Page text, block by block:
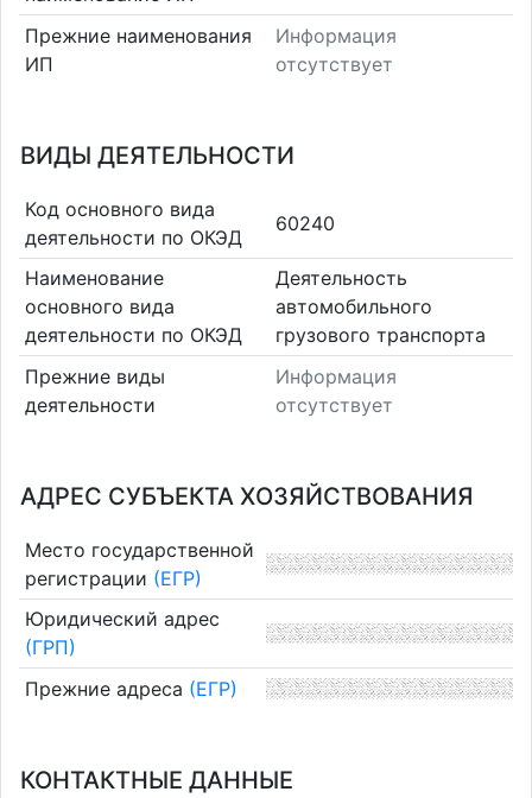
Прежние наименования
ИП
Информация
отсутствует
ВИДЫ ДЕЯТЕЛЬНОСТИ
Код основного вида
деятельности по ОКЭД
60240
Наименование
основного вида
деятельности по ОКЭД
Деятельность
автомобильного
грузового транспорта
Прежние виды
деятельности
Информация
отсутствует
АДРЕС СУБЪЕКТА ХОЗЯЙСТВОВАНИЯ
Место государственной
регистрации (ЕГР)
Юридический адрес
(ГРП)
Прежние адреса (ЕГР)
КОНТАКТНЫЕ ДАННЫЕ